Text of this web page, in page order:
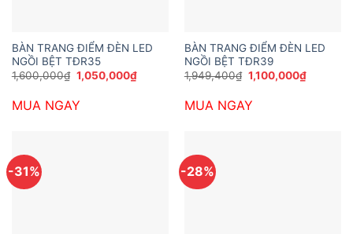
BÀN TRANG ĐIỂM ĐÈN LED
NGỒI BỆT TĐR35
1,600,000₫ Giá
gốc
1,600,000₫.
1,050,000₫Giá
hiện
MUA NGAY
BÀN TRANG ĐIỂM ĐÈN LED
NGỒI BỆT TĐR39
1,949,400₫ Giá
gốc
1,949,400₫.
1,100,000₫Giá
hiện
MUA NGAY
-31% -28%